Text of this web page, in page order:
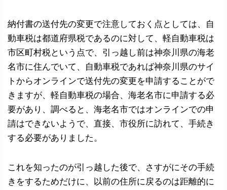
納付書の送付先の変更で注意しておく点としては、自
動車税は都道府県税であるのに対して、軽自動車税は
市区町村税という点で、引っ越し前は神奈川県の海老
名市に住んでいて、自動車税であれば神奈川県のサイ
トからオンラインで送付先の変更を申請することがで
きますが、軽自動車税の場合、海老名市に申請する必
要があり、調べると、海老名市ではオンラインでの申
請はできないようで、直接、市役所に訪れて、手続き
する必要がありました。
これを知ったのが引っ越した後で、さすがにその手続
きをするためだけに、以前の住所に戻るのは距離的に